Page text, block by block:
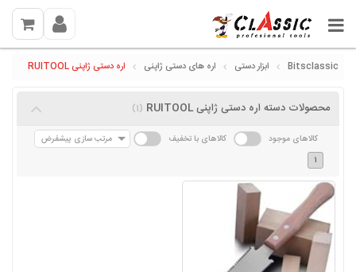
Bitsclassic ابزار دستی اره های دستی ژاپنی اره دستی ژاپنی RUITOOL
محصولات دسته اره دستی ژاپنی RUITOOL (1)
کالاهای موجود کالاهای با تخفیف
مرتب سازی پیشفرض
1